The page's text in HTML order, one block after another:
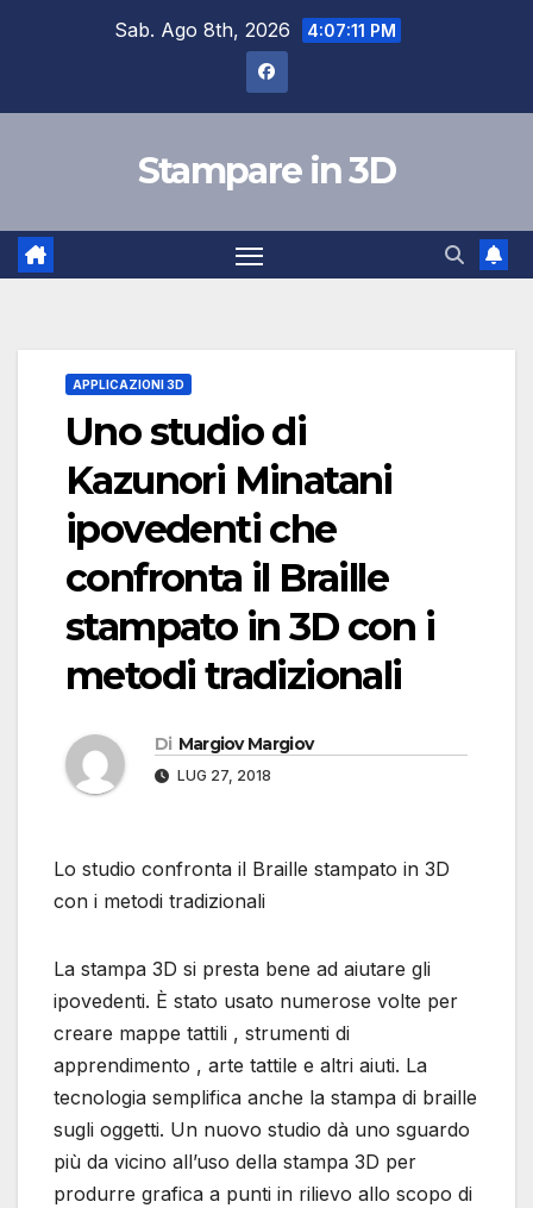
Sab. Ago 8th, 2026 4:07:12 PM
Stampare in 3D
APPLICAZIONI 3D
Uno studio di
Kazunori Minatani
ipovedenti che
confronta il Braille
stampato in 3D con i
metodi tradizionali
Di Margiov Margiov
LUG 27, 2018
Lo studio confronta il Braille stampato in 3D
con i metodi tradizionali
La stampa 3D si presta bene ad aiutare gli
ipovedenti. È stato usato numerose volte per
creare mappe tattili , strumenti di
apprendimento , arte tattile e altri aiuti. La
tecnologia semplifica anche la stampa di braille
sugli oggetti. Un nuovo studio dà uno sguardo
più da vicino all’uso della stampa 3D per
produrre grafica a punti in rilievo allo scopo di